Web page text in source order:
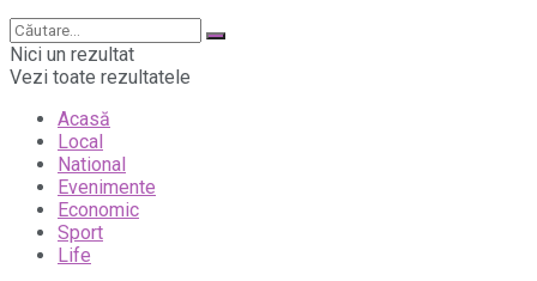
Nici un rezultat
Vezi toate rezultatele
Acasă
Local
National
Evenimente
Economic
Sport
Life